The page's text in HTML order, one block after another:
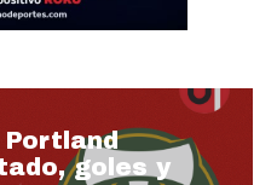
Portland
goles y